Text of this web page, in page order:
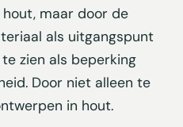
maar door de
als uitgangspunt
zien als beperking
Door niet alleen te
in hout.